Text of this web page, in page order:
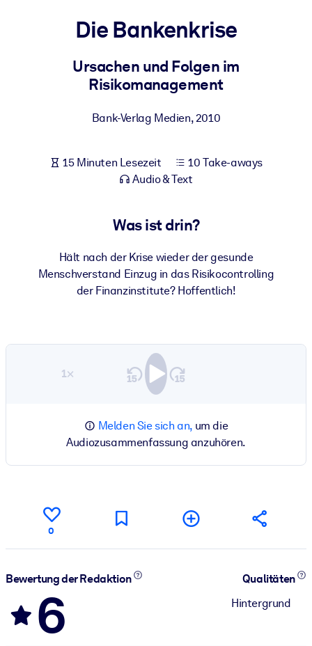
Bauen Sie eine gesunde und resiliente Belegschaft auf.
NACH SYSTEM
Integrieren Sie kompaktes, verifiziertes Wissen in Ihr LMS/LXP für
Für Unternehmensbibliotheken
Bereichern Sie Ihre Unternehmensbibliothek mit
Ihrer KI-Systeme zu optimieren.
Die Bankenkrise
Ursachen und Folgen im
Risikomanagement
Bank-Verlag Medien,2010
15 Minuten Lesezeit
10 Take-aways
Audio & Text
Was ist drin?
Hält nach der Krise wieder der gesunde
Menschverstand Einzug in das Risikocontrolling
der Finanzinstitute? Hoffentlich!
1×
Melden Sie sich an,um die
Audiozusammenfassung anzuhören.
0
Bewertung der Redaktion
6
Qualitäten
Hintergrund